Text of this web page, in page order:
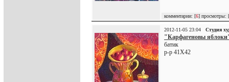
комментарии: [6] просмотры: [
2012-11-05 23:04 Студия
"Карфагеновы
батик
р-р 41Х42